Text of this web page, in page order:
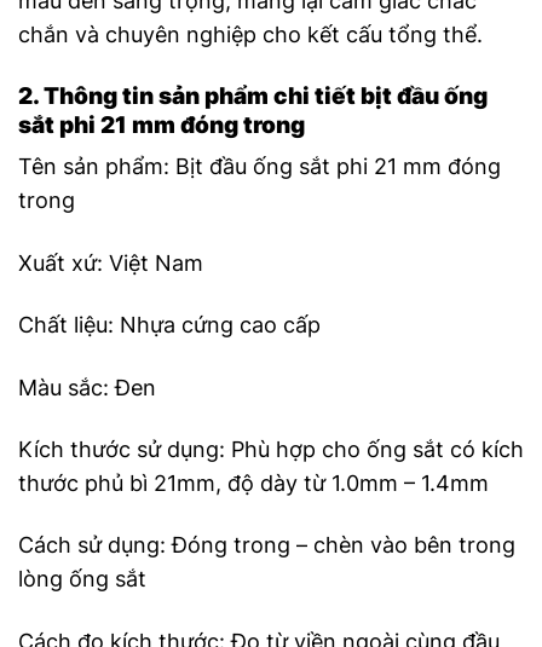
chắn và chuyên nghiệp cho kết cấu tổng thể.
2. Thông tin sản phẩm chi tiết bịt đầu ống
sắt phi 21 mm đóng trong
Tên sản phẩm: Bịt đầu ống sắt phi 21 mm đóng
trong
Xuất xứ: Việt Nam
Chất liệu: Nhựa cứng cao cấp
Màu sắc: Đen
Kích thước sử dụng: Phù hợp cho ống sắt có kích
thước phủ bì 21mm, độ dày từ 1.0mm – 1.4mm
Cách sử dụng: Đóng trong – chèn vào bên trong
lòng ống sắt
Cách đo kích thước: Đo từ viền ngoài cùng đầu